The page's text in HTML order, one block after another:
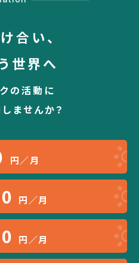
合い、
世界へ
の活動に
ませんか？
円／月
円／月
円／月